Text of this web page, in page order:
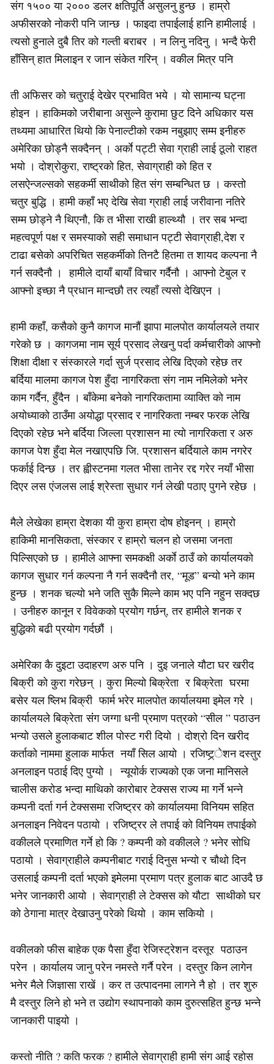
संग १५०० या २००० डलर क्षतिपूर्ति असुलनु हुन्छ । हाम्रो
अफीसरको नोकरी पनि जान्छ । फाइदा तपाईलाई हानि हामीलाई ।
त्यसो हुनाले दुबै तिर को गल्ती बराबर । न लिनु नदिनु । भन्दै फेरी
हाँसिन् हात मिलाइन र जान संकेत गरिन् । वकील मित्र पनि
ती अफिसर को चतुराई देखेर प्रभावित भये । यो सामान्य घट्ना
होइन । हाकिमको जरीबाना असुल्ने कुरामा छुट दिने अधिकार यस
तथ्यमा आधारित थियो कि पेनाल्टीको रकम नबुझाए सम्म इनीहरु
अमेरिका छोड्नै सक्दैनन् । अर्काे पट्टी सेवा ग्राही लाई ठूलो राहत
भयो । दोश्रोकुरा, राष्ट्रको हित, सेवाग्राही को हित र
लसऐन्जल्सको सहकर्मी साथीको हित संग सम्बन्धित छ । कस्तो
चतुर बुद्धि । हामी कहाँ भए देखि सेवा ग्राही लाई जरीवाना नतिरे
सम्म छोड्ने नै थिएनौ, कि त भीसा राखी हाल्थ्यौ । तर सब भन्दा
महत्वपूर्ण पक्ष र समस्याको सही समाधान पट्टी सेवाग्राही,देश र
टाढा बसेको अपरिचित सहकर्मीको तिनटै हितमा त शायद कल्पना नै
गर्न सक्दैनौ । हामीले दायाँ बायाँ विचार गर्दैनौ । आफ्नो टेबुल र
आफ्नो इच्छा नै प्रधान मान्दछौ तर त्यहाँ त्यसो देखिएन ।
हामी कहाँ, कसैको कुनै कागज मानौं झापा मालपोत कार्यालयले तयार
गरेको छ । कागजमा नाम सूर्य प्रसाद लेखनु पर्दा कर्मचारीको आफ्नो
शिक्षा दीक्षा र संस्कारले गर्दा सुर्ज प्रसाद लेखि दिएको रहेछ तर
बर्दिया मालमा कागज पेश हुँदा नागरिकता संग नाम नमिलेको भनेर
काम गर्दैन, हुँदैन । बाँकेमा बनेको नागरिकतामा व्याक्ति को नाम
अयोध्याको ठाउँमा अयोद्धा प्रसाद र नागरिकता नम्बर फरक लेखि
दिएको रहेछ भने बर्दिया जिल्ला प्रशासन मा त्यो नागरिकता र अरु
कागज पेश हुँदा मेल नखाएपछि जि. प्रशासन बर्दियाले काम नगरेर
फर्काई दिन्छ । तर ह्वीस्टनमा गलत भीसा तानेर रद्द गरेर नयाँ भीसा
दिएर लस एंजलस लाई श्रेस्ता सुधार गर्न लेखी पठाए पुगने रहेछ ।
मैले लेखेका हाम्रा देशका यी कुरा हाम्रा दोष होइनन् । हाम्रो
हाकिमी मानसिकता, संस्कार र हाम्रो चलन हो जसमा जनता
पिल्सिएको छ । हामीले आफ्ना समकक्षी अर्काे ठाउँ को कार्यालयको
कागज सुधार गर्न कल्पना नै गर्न सक्दैनौ तर, “मूड” बन्यो भने काम
हुन्छ । शनक चल्यो भने जति सुकै मिल्ने काम भए पनि नहुन सक्दछ
। उनीहरु कानून र विवेकको प्रयोग गर्छन्, तर हामीले शनक र
बुद्धिको बढी प्रयोग गर्दछौं ।
अमेरिका कै दुइटा उदाहरण अरु पनि । दुइ जनाले यौटा घर खरीद
बिक्री को कुरा गरेछन् । कुरा मिल्यो बिक्रेता र बिक्रेता घरमा
बसेर यल ष्लिभ बिक्री फार्म भरेर मालपोत कार्यालयमा इमेल गरे ।
कार्यालयले बिक्रेता संंग जग्गा धनी प्रमाण पत्रको “सील ” पठाउन
भन्यो उसले हुलाकबाट शील पोस्ट गरी दियो । दोश्रो दिन खरीद
कर्ताको नाममा हुलाक मार्फत नयाँ सिल आयो । रजिष्ट्र्ेशन दस्तुर
अनलाइन पठाई दिए पुग्यो । न्यूयोर्क राज्यको एक जना मानिसले
चालीस करोड भन्दा माथिको कारोबार टेक्सस राज्य मा गर्ने भन्ने
कम्पनी दर्ता गर्न टेक्ससमा रजिष्ट्रर को कार्यालयमा विनियम सहित
अनलाइन निवेदन पठायो । रजिष्ट्रर ले तपाई को विनियम तपाईको
वकीलले प्रमाणित गर्ने हो कि ? कम्पनी को वकीलले ? भनेर सोधि
पठायो । सेवाग्राहीले कम्पनीबाट गराई दिनुस भन्यो र चौथो दिन
उसलाई कम्पनी दर्ता भएको इमेलमा प्रमाण पत्र हुलाक बाट आउदै छ
भनेर जानकारी आयो । सेवाग्राही ले टेक्सस को यौटा साथीको घर
को ठेगाना मात्र देखाउनु परेको थियो । काम सकियो ।
वकीलको फीस बाहेक एक पैसा हुँदा रेजिस्ट्रेशन दस्तूर पठाउन
परेन । कार्यालय जानु परेन नमस्ते गर्नै परेन । दस्तुर किन लागेन
भनेर मैले जिज्ञासा राखें । कर त उत्पादनमा लागने नै हो । तर शुरु
मै दस्तुर लिने हो भने त उद्योग स्थापनाको काम दुरुत्सहित हुन्छ भन्ने
जानकारी पाइयो ।
कस्तो नीति ? कति फरक ? हामीले सेवाग्राही हामी संग आई रहोस